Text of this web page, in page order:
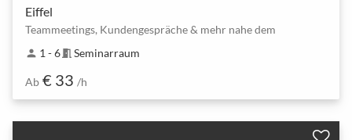
Eiffel
Teammeetings, Kundengespräche & mehr nahe dem
person 1 - 6meeting_room Seminarraum
Ab € 33 /h